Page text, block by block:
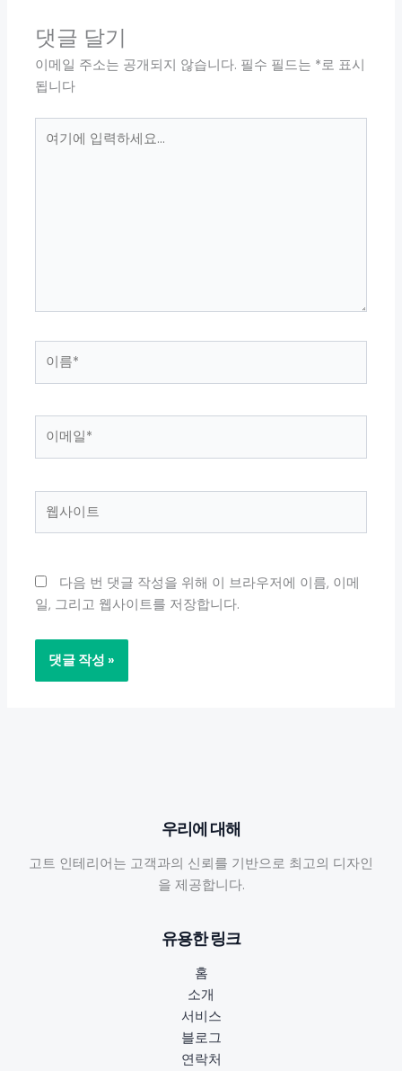
댓글 달기
이메일 주소는 공개되지 않습니다. 필수 필드는 *로 표시
됩니다
*
다음 번 댓글 작성을 위해 이 브라우저에 이름, 이메
일, 그리고 웹사이트를 저장합니다.
우리에 대해
고트 인테리어는 고객과의 신뢰를 기반으로 최고의 디자인
을 제공합니다.
유용한 링크
홈
소개
서비스
블로그
연락처